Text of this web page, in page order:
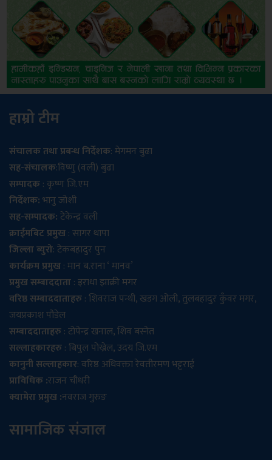
हाम्रो टीम
संचालक तथा प्रबन्ध निर्देशक: मेगमन बुढा
सह-संचालक:विष्णु (वली) बुढा
सम्पादक: कृष्ण जि.एम
निर्देशक:भानु जोशी
सह-सम्पादक:टेकेन्द्र वली
क्राईमबिट प्रमुख: सागर थापा
जिल्ला ब्युरो: टेकबहादुर पुन
कार्यक्रम प्रमुख: मान ब.राना ‘ मानव’
प्रमुख सम्बाददाता: इराधा झाक्री मगर
वरिष्ठ सम्बाददाताहरु: शिवराज पन्थी, खडग ओली, तुलबहादुर कुँवर मगर,
जयप्रकाश पौडेल
सम्बाददाताहरु: टोपेन्द्र खनाल, शिव बस्नेत
सल्लाहकारहरु: बिपुल पोख्रेल, उदय जि.एम
कानुनी सल्लाहकार: वरिष्ठ अधिवक्ता रेवतीरमण भट्टराई
प्राविधिक :राजन चौधरी
क्यामेरा प्रमुख :नवराज गुरुङ
सामाजिक संजाल